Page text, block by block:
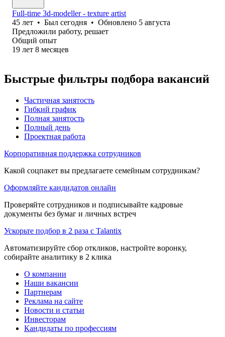
Full-time 3d-modeller - texture artist
45 лет • Был сегодня • Обновлено 5 августа
Предложили работу, решает
Общий опыт
19 лет 8 месяцев
Быстрые фильтры подбора вакансий
Частичная занятость
Гибкий график
Полная занятость
Полный день
Проектная работа
Корпоративная поддержка сотрудников
Какой соцпакет вы предлагаете семейным сотрудникам?
Оформляйте кандидатов онлайн
Проверяйте сотрудников и подписывайте кадровые
документы без бумаг и личных встреч
Ускорьте подбор в 2 раза с Talantix
Автоматизируйте сбор откликов, настройте воронку,
собирайте аналитику в 2 клика
О компании
Наши вакансии
Партнерам
Реклама на сайте
Новости и статьи
Инвесторам
Кандидаты по профессиям